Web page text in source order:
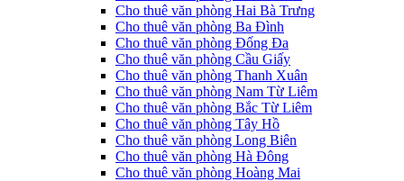
Cho thuê văn phòng Hai Bà Trưng
Cho thuê văn phòng Ba Đình
Cho thuê văn phòng Đống Đa
Cho thuê văn phòng Cầu Giấy
Cho thuê văn phòng Thanh Xuân
Cho thuê văn phòng Nam Từ Liêm
Cho thuê văn phòng Bắc Từ Liêm
Cho thuê văn phòng Tây Hồ
Cho thuê văn phòng Long Biên
Cho thuê văn phòng Hà Đông
Cho thuê văn phòng Hoàng Mai